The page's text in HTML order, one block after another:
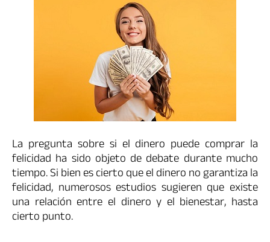
La pregunta sobre si el dinero puede comprar la
felicidad ha sido objeto de debate durante mucho
tiempo. Si bien es cierto que el dinero no garantiza la
felicidad, numerosos estudios sugieren que existe
una relación entre el dinero y el bienestar, hasta
cierto punto.